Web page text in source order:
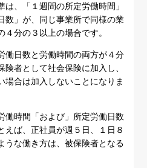
、「１週間の所定労働時間」
数」が、同じ事業所で同様の業
分の３以上の場合です。
働日数と労働時間の両方が４分
者として社会保険に加入し、
場合は加入しないことになりま
働時間「および」所定労働日数
えば、正社員が週５日、１日８
うな働き方は、被保険者となる